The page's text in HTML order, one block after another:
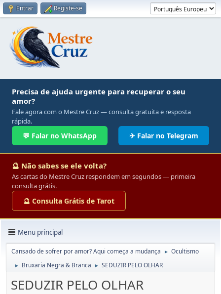
Entrar Registe-se
Precisa de ajuda urgente para recuperar o seu
amor?
Fale agora com o Mestre Cruz — consulta gratuita e resposta
rápida.
💬 Falar no WhatsApp ✈ Falar no Telegram
🔮 Não sabes se ele volta?
As cartas do Mestre Cruz respondem em segundos — primeira
consulta grátis.
🔮 Consulta Grátis de Tarot
Menu principal
Cansado de sofrer por amor? Aqui começa a mudança ► Ocultismo
► Bruxaria Negra & Branca ► SEDUZIR PELO OLHAR
SEDUZIR PELO OLHAR